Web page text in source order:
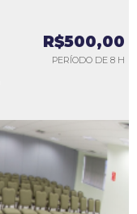
R$500,00
PERÍODO DE 8 H